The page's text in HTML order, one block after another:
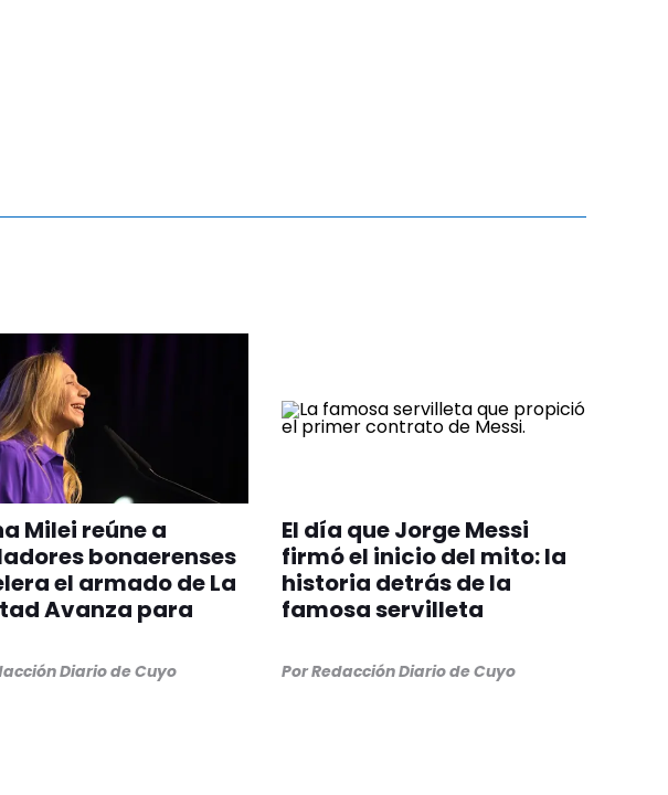
Milei reúne a
bonaerenses
el armado de La
Avanza para
Diario de Cuyo
El día que Jorge Messi
firmó el inicio del mito: la
historia detrás de la
famosa servilleta
PorRedacción Diario de Cuyo